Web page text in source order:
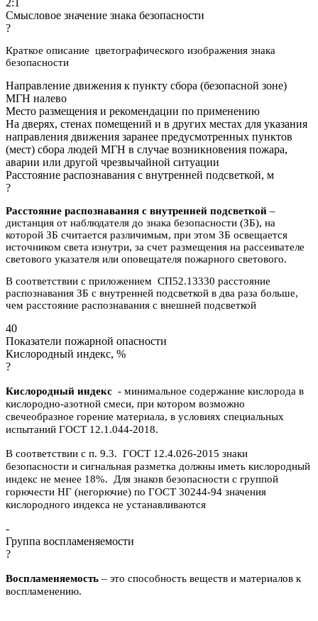
Смысловое значение знака безопасности
?
Краткое описание цветографического изображения знака
безопасности
Направление движения к пункту сбора (безопасной зоне)
МГН налево
Место размещения и рекомендации по применению
На дверях, стенах помещений и в других местах для указания
направления движения заранее предусмотренных пунктов
(мест) сбора людей МГН в случае возникновения пожара,
аварии или другой чрезвычайной ситуации
Расстояние распознавания с внутренней подсветкой, м
?
Расстояние распознавания с внутренней подсветкой –
дистанция от наблюдателя до знака безопасности (ЗБ), на
которой ЗБ считается различимым, при этом ЗБ освещается
источником света изнутри, за счет размещения на рассеивателе
светового указателя или оповещателя пожарного светового.
В соответствии с приложением СП52.13330 расстояние
распознавания ЗБ с внутренней подсветкой в два раза больше,
чем расстояние распознавания с внешней подсветкой
40
Показатели пожарной опасности
Кислородный индекс, %
?
Кислородный индекс - минимальное содержание кислорода в
кислородно-азотной смеси, при котором возможно
свечеобразное горение материала, в условиях специальных
испытаний ГОСТ 12.1.044-2018.
В соответствии с п. 9.3. ГОСТ 12.4.026-2015 знаки
безопасности и сигнальная разметка должны иметь кислородный
индекс не менее 18%. Для знаков безопасности с группой
горючести НГ (негорючие) по ГОСТ 30244-94 значения
кислородного индекса не устанавливаются
-
Группа воспламеняемости
?
Воспламеняемость – это способность веществ и материалов к
воспламенению.